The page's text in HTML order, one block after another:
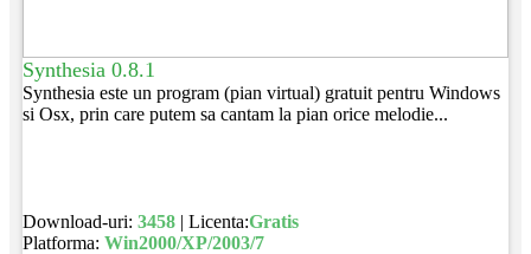
Synthesia 0.8.1
Synthesia este un program (pian virtual) gratuit pentru Windows
si Osx, prin care putem sa cantam la pian orice melodie...
Download-uri: 3458| Licenta:Gratis
Platforma: Win2000/XP/2003/7